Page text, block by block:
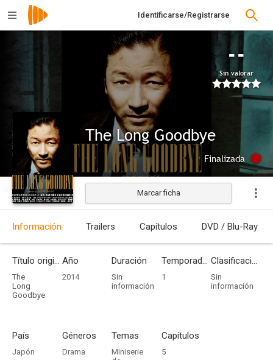
Identificarse/Registrarse
--
Sin valorar
The Long Goodbye
Finalizada
Marcar ficha
Información Trailers Capítulos DVD / Blu-Ray
Título original
The
Long
Goodbye
Año
2014
Duración
Sin
información
Temporadas
1
Clasificación por edades
Sin
información
País
Japón
Géneros
Drama
Temas
Miniserie
Capítulos
5